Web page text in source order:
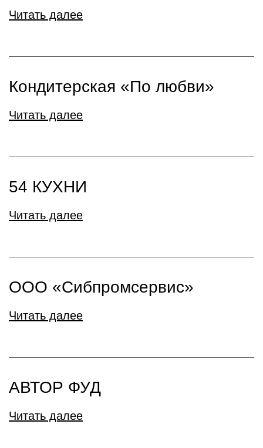
Читать далее
Кондитерская «По любви»
Читать далее
54 КУХНИ
Читать далее
ООО «Сибпромсервис»
Читать далее
АВТОР ФУД
Читать далее